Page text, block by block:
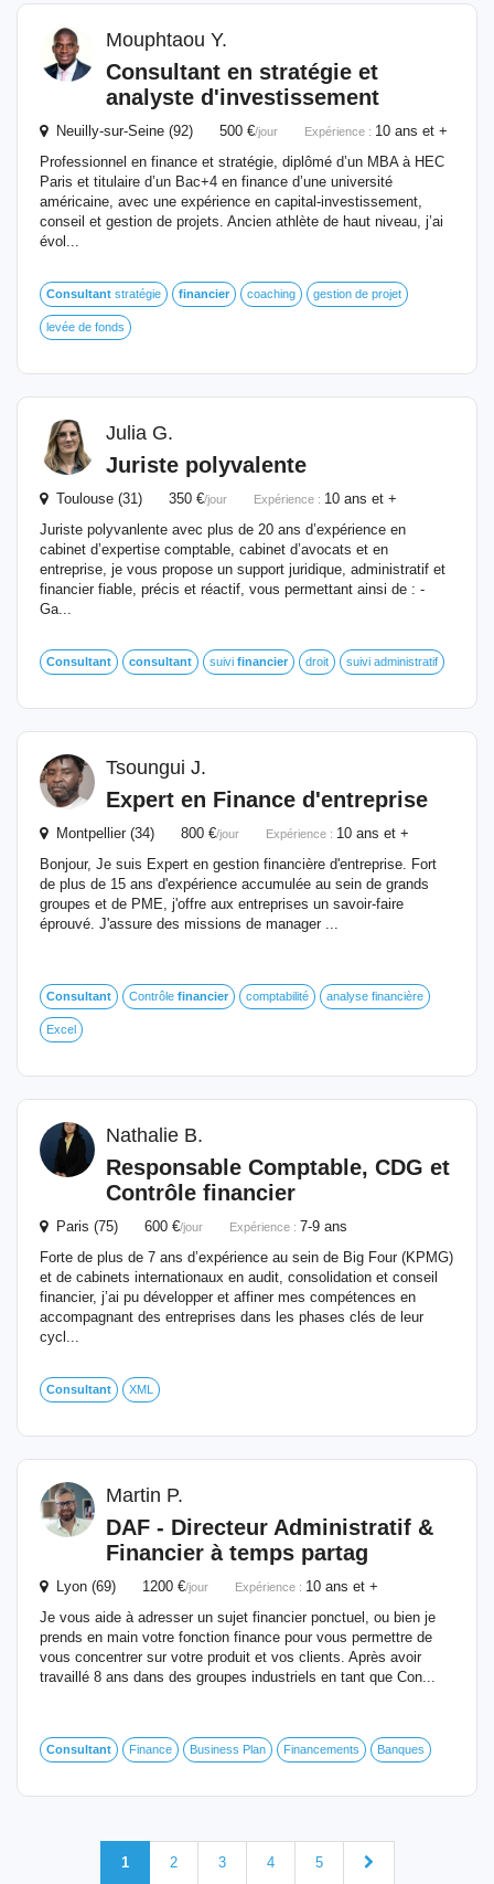
Mouphtaou Y.
Consultant en stratégie et
analyste d'investissement
Neuilly-sur-Seine (92) 500 €/jour Expérience : 10 ans et +
Professionnel en finance et stratégie, diplômé d’un MBA à HEC
Paris et titulaire d’un Bac+4 en finance d’une université
américaine, avec une expérience en capital-investissement,
conseil et gestion de projets. Ancien athlète de haut niveau, j’ai
évol...
Consultant stratégie financier coaching gestion de projet
levée de fonds
Julia G.
Juriste polyvalente
Toulouse (31) 350 €/jour Expérience : 10 ans et +
Juriste polyvanlente avec plus de 20 ans d’expérience en
cabinet d’expertise comptable, cabinet d’avocats et en
entreprise, je vous propose un support juridique, administratif et
financier fiable, précis et réactif, vous permettant ainsi de : -
Ga...
Consultant consultant suivi financier droit suivi administratif
Tsoungui J.
Expert en Finance d'entreprise
Montpellier (34) 800 €/jour Expérience : 10 ans et +
Bonjour, Je suis Expert en gestion financière d'entreprise. Fort
de plus de 15 ans d'expérience accumulée au sein de grands
groupes et de PME, j'offre aux entreprises un savoir-faire
éprouvé. J'assure des missions de manager ...
Consultant Contrôle financier comptabilité analyse financière
Excel
Nathalie B.
Responsable Comptable, CDG et
Contrôle financier
Paris (75) 600 €/jour Expérience : 7-9 ans
Forte de plus de 7 ans d’expérience au sein de Big Four (KPMG)
et de cabinets internationaux en audit, consolidation et conseil
financier, j’ai pu développer et affiner mes compétences en
accompagnant des entreprises dans les phases clés de leur
cycl...
Consultant XML
Martin P.
DAF - Directeur Administratif &
Financier à temps partag
Lyon (69) 1200 €/jour Expérience : 10 ans et +
Je vous aide à adresser un sujet financier ponctuel, ou bien je
prends en main votre fonction finance pour vous permettre de
vous concentrer sur votre produit et vos clients. Après avoir
travaillé 8 ans dans des groupes industriels en tant que Con...
Consultant Finance Business Plan Financements Banques
1 2 3 4 5